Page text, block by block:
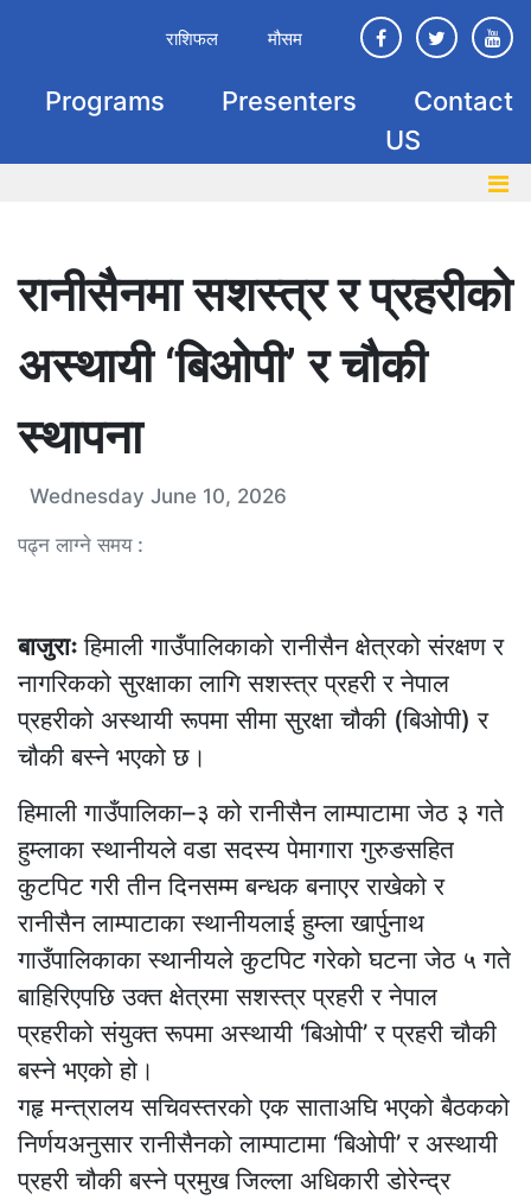
राशिफल मौसम
Programs Presenters
Contact
US
रानीसैनमा सशस्त्र र प्रहरीको
अस्थायी ‘बिओपी’ र चौकी
स्थापना
Wednesday June 10, 2026
पढ्न लाग्ने समय :
बाजुराः हिमाली गाउँपालिकाको रानीसैन क्षेत्रको संरक्षण र
नागरिकको सुरक्षाका लागि सशस्त्र प्रहरी र नेपाल
प्रहरीको अस्थायी रूपमा सीमा सुरक्षा चौकी (बिओपी) र
चौकी बस्ने भएको छ।
हिमाली गाउँपालिका–३ को रानीसैन लाम्पाटामा जेठ ३ गते
हुम्लाका स्थानीयले वडा सदस्य पेमागारा गुरुङसहित
कुटपिट गरी तीन दिनसम्म बन्धक बनाएर राखेको र
रानीसैन लाम्पाटाका स्थानीयलाई हुम्ला खार्पुनाथ
गाउँपालिकाका स्थानीयले कुटपिट गरेको घटना जेठ ५ गते
बाहिरिएपछि उक्त क्षेत्रमा सशस्त्र प्रहरी र नेपाल
प्रहरीको संयुक्त रूपमा अस्थायी ‘बिओपी’ र प्रहरी चौकी
बस्ने भएको हो।
गहृ मन्त्रालय सचिवस्तरको एक साताअघि भएको बैठकको
निर्णयअनुसार रानीसैनको लाम्पाटामा ‘बिओपी’ र अस्थायी
प्रहरी चौकी बस्ने प्रमुख जिल्ला अधिकारी डोरेन्द्र